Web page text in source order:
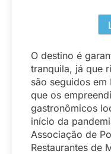
O destino é
tranquila, já que
são seguidos em
que os
gastronômicos
início da
Associação de
Restaurantes de